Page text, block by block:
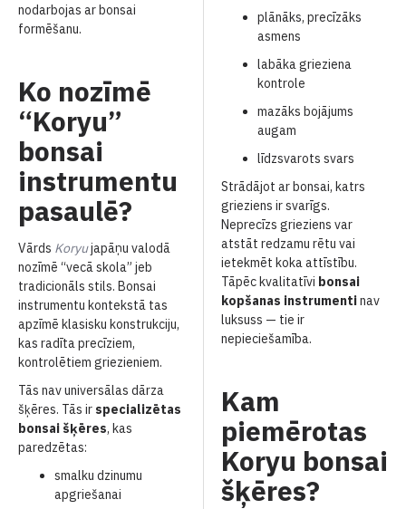
nodarbojas ar bonsai
formēšanu.
Ko nozīmē
“Koryu”
bonsai
instrumentu
pasaulē?
Vārds Koryujapāņu valodā
nozīmē “vecā skola” jeb
tradicionāls stils. Bonsai
instrumentu kontekstā tas
apzīmē klasisku konstrukciju,
kas radīta precīziem,
kontrolētiem griezieniem.
Tās nav universālas dārza
šķēres. Tās ir specializētas
bonsai šķēres, kas
paredzētas:
smalku dzinumu
apgriešanai
plānāks, precīzāks
asmens
labāka grieziena
kontrole
mazāks bojājums
augam
līdzsvarots svars
Strādājot ar bonsai, katrs
grieziens ir svarīgs.
Neprecīzs grieziens var
atstāt redzamu rētu vai
ietekmēt koka attīstību.
Tāpēc kvalitatīvi bonsai
kopšanas instrumentinav
luksuss — tie ir
nepieciešamība.
Kam
piemērotas
Koryu bonsai
šķēres?